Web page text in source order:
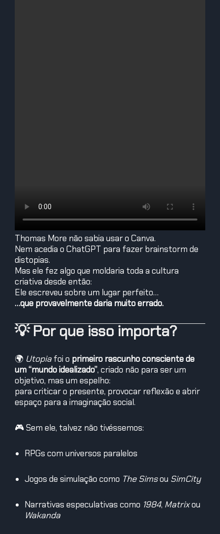
Thomas More não sabia usar o Canva.
Nem acedia o ChatGPT para fazer brainstorm de
distopias.
Mas ele fez algo que moldaria toda a cultura
criativa desde então:
Ele escreveu sobre um lugar perfeito…
…que provavelmente daria muito errado.
💡 Por que isso importa?
🌍 Utopia foi o primeiro rascunho consciente de
um “mundo idealizado”, criado não para ser um
objetivo, mas um espelho:
para criticar o presente, provocar reflexão e abrir
espaço para a imaginação social.
🎮 Sem ele, talvez não tivéssemos:
RPGs com universos paralelos
Jogos de simulação como The Simsou SimCity
Narrativas especulativas como 1984, Matrixou
Wakanda